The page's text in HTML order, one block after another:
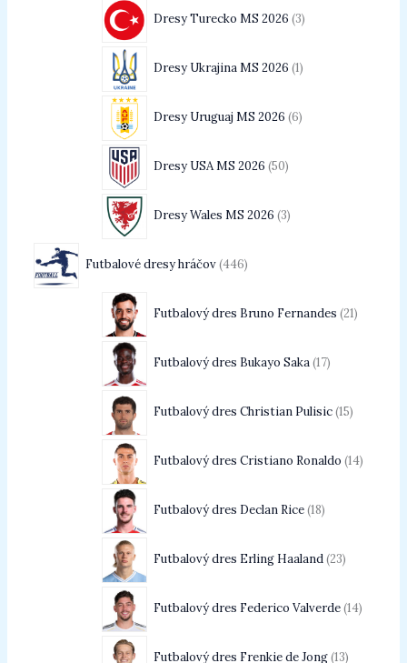
Dresy Turecko MS 2026 3
Dresy Ukrajina MS 2026 1
Dresy Uruguaj MS 2026 6
Dresy USA MS 2026 50
Dresy Wales MS 2026 3
Futbalové dresy hráčov 446
Futbalový dres Bruno Fernandes 21
Futbalový dres Bukayo Saka 17
Futbalový dres Christian Pulisic 15
Futbalový dres Cristiano Ronaldo 14
Futbalový dres Declan Rice 18
Futbalový dres Erling Haaland 23
Futbalový dres Federico Valverde 14
Futbalový dres Frenkie de Jong 13